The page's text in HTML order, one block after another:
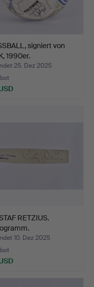
signiert von
1990er.
25. Dez 2025
RETZIUS.
10. Dez 2025